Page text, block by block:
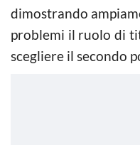
dimostrando
problemi il ruolo di
scegliere il secondo